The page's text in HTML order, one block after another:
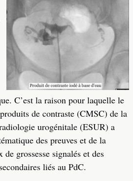
C’est la raison pour laquelle le
de contraste (CMSC) de la
urogénitale (ESUR) a
des preuves et de la
grossesse signalés et des
liés au PdC.